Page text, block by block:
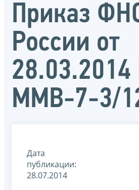
Приказ
России от
ММВ-7-3/
Дата
публикации:
28.07.2014